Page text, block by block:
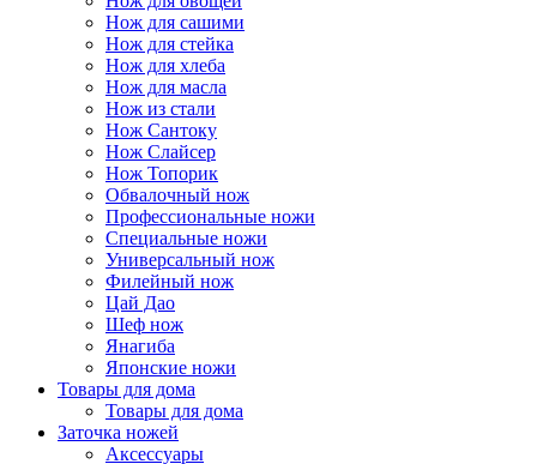
Нож для сашими
Нож для стейка
Нож для хлеба
Нож для масла
Нож из стали
Нож Сантоку
Нож Слайсер
Нож Топорик
Обвалочный нож
Профессиональные ножи
Специальные ножи
Универсальный нож
Филейный нож
Цай Дао
Шеф нож
Янагиба
Японские ножи
Товары для дома
Товары для дома
Заточка ножей
Аксессуары